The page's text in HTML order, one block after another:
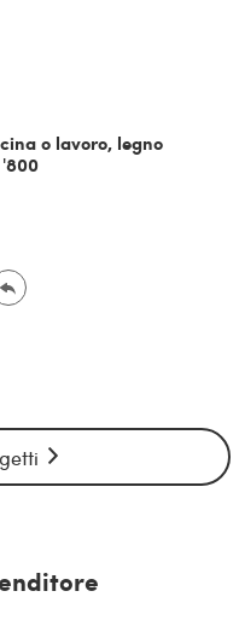
o lavoro, legno